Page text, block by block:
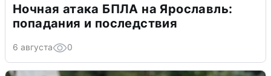
Ночная атака БПЛА на Ярославль:
попадания и последствия
6 августа 0